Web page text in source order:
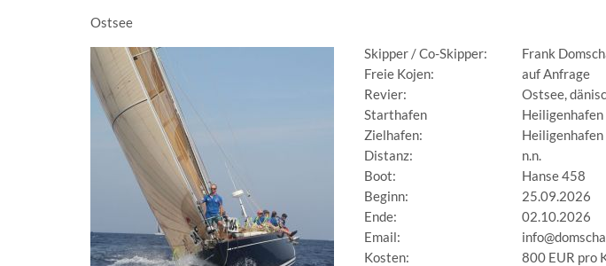
Ostsee
Skipper / Co-Skipper:
Frank
Freie Kojen:
auf Anfrage
Revier:
Ostsee,
Starthafen
Heiligenhafen
Zielhafen:
Heiligenhafen
Distanz:
n.n.
Boot:
Hanse 458
Beginn:
25.09.2026
Ende:
02.10.2026
Email:
Kosten:
800 EUR pro